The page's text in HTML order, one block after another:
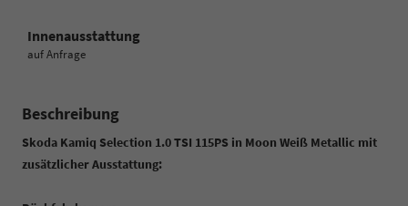
Innenausstattung
auf Anfrage
Beschreibung
Skoda Kamiq Selection 1.0 TSI 115PS in Moon Weiß Metallic mit
zusätzlicher Ausstattung: